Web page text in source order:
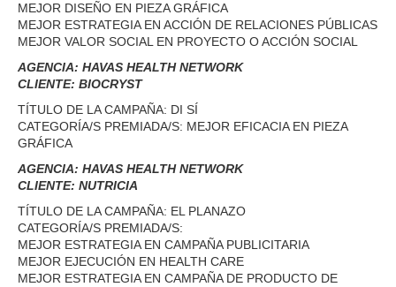
MEJOR DISEÑO EN PIEZA GRÁFICA
MEJOR ESTRATEGIA EN ACCIÓN DE RELACIONES PÚBLICAS
MEJOR VALOR SOCIAL EN PROYECTO O ACCIÓN SOCIAL
AGENCIA: HAVAS HEALTH NETWORK
CLIENTE: BIOCRYST
TÍTULO DE LA CAMPAÑA: DI SÍ
CATEGORÍA/S PREMIADA/S: MEJOR EFICACIA EN PIEZA
GRÁFICA
AGENCIA: HAVAS HEALTH NETWORK
CLIENTE: NUTRICIA
TÍTULO DE LA CAMPAÑA: EL PLANAZO
CATEGORÍA/S PREMIADA/S:
MEJOR ESTRATEGIA EN CAMPAÑA PUBLICITARIA
MEJOR EJECUCIÓN EN HEALTH CARE
MEJOR ESTRATEGIA EN CAMPAÑA DE PRODUCTO DE